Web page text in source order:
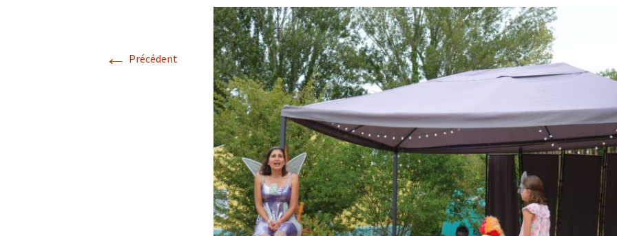
CE2
Atelier
« Théâtre
et
émotions »
CM1-
CM2
Atelier
« Théâtre
et
Poésie »
CM1-
CM2
← Précédent